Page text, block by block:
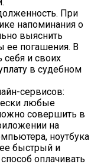
При
напоминания о
выяснить
ее погашения. В
себя и своих
в судебном
сервисов:
любые
совершить в
на
ноутбука
быстрый и
оплачивать